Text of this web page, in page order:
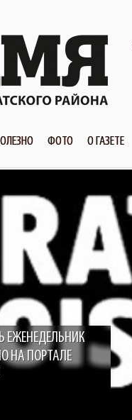
ФОТО О ГАЗЕТЕ
ЕЖЕНЕДЕЛЬНИК
НА ПОРТАЛЕ